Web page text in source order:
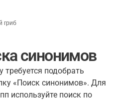
гриб
синонимов
требуется подобрать
«Поиск синонимов». Для
используйте поиск по